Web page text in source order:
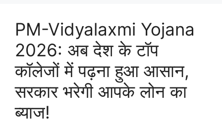
PM-Vidyalaxmi Yojana
2026: अब देश के टॉप
कॉलेजों में पढ़ना हुआ आसान,
सरकार भरेगी आपके लोन का
ब्याज!